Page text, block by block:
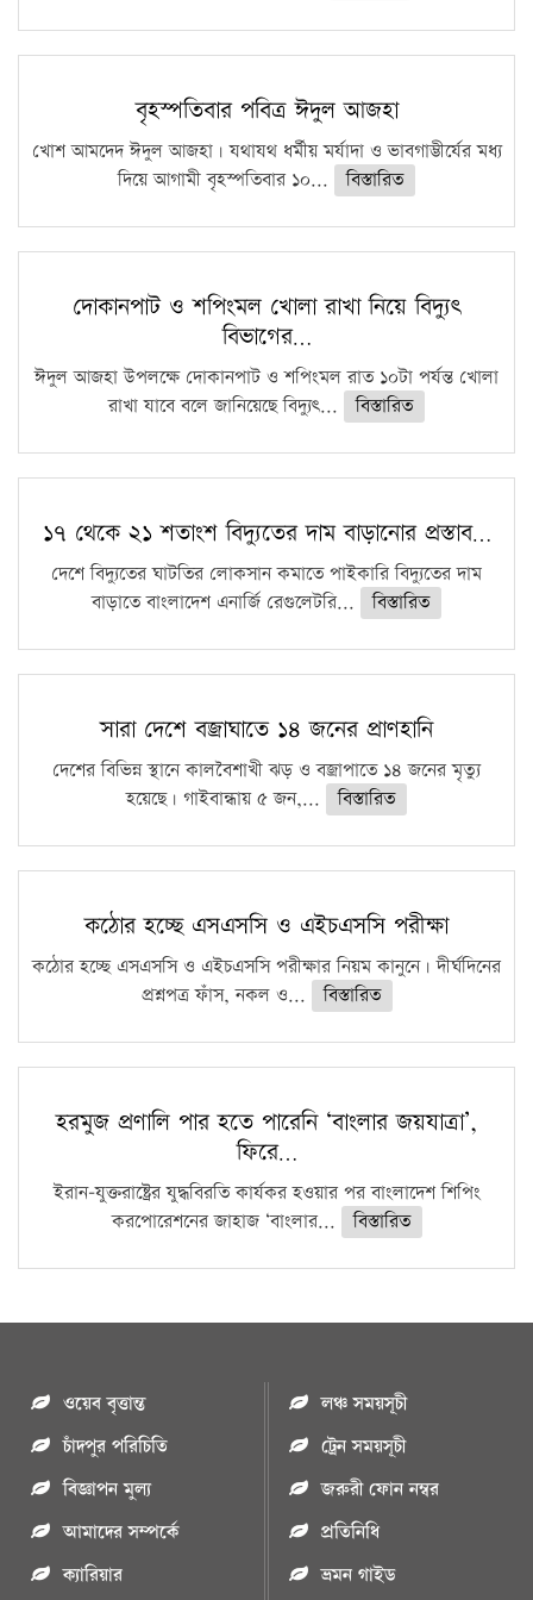
বৃহস্পতিবার পবিত্র ঈদুল আজহা
খোশ আমদেদ ঈদুল আজহা। যথাযথ ধর্মীয় মর্যাদা ও ভাবগাম্ভীর্যের মধ্য
দিয়ে আগামী বৃহস্পতিবার ১০...
বিস্তারিত
দোকানপাট ও শপিংমল খোলা রাখা নিয়ে বিদ্যুৎ
বিভাগের…
ঈদুল আজহা উপলক্ষে দোকানপাট ও শপিংমল রাত ১০টা পর্যন্ত খোলা
রাখা যাবে বলে জানিয়েছে বিদ্যুৎ...
বিস্তারিত
১৭ থেকে ২১ শতাংশ বিদ্যুতের দাম বাড়ানোর প্রস্তাব…
দেশে বিদ্যুতের ঘাটতির লোকসান কমাতে পাইকারি বিদ্যুতের দাম
বাড়াতে বাংলাদেশ এনার্জি রেগুলেটরি...
বিস্তারিত
সারা দেশে বজ্রাঘাতে ১৪ জনের প্রাণহানি
দেশের বিভিন্ন স্থানে কালবৈশাখী ঝড় ও বজ্রাপাতে ১৪ জনের মৃত্যু
হয়েছে। গাইবান্ধায় ৫ জন,...
বিস্তারিত
কঠোর হচ্ছে এসএসসি ও এইচএসসি পরীক্ষা
কঠোর হচ্ছে এসএসসি ও এইচএসসি পরীক্ষার নিয়ম কানুনে। দীর্ঘদিনের
প্রশ্নপত্র ফাঁস, নকল ও...
বিস্তারিত
হরমুজ প্রণালি পার হতে পারেনি ‘বাংলার জয়যাত্রা’,
ফিরে…
ইরান-যুক্তরাষ্ট্রের যুদ্ধবিরতি কার্যকর হওয়ার পর বাংলাদেশ শিপিং
করপোরেশনের জাহাজ ‘বাংলার...
বিস্তারিত
ওয়েব বৃত্তান্ত
চাঁদপুর পরিচিতি
বিজ্ঞাপন মুল্য
আমাদের সম্পর্কে
ক্যারিয়ার
লঞ্চ সময়সূচী
ট্রেন সময়সূচী
জরুরী ফোন নম্বর
প্রতিনিধি
ভ্রমন গাইড